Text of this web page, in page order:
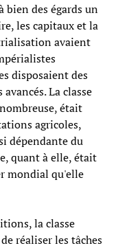
bien des égards un
les capitaux et la
avaient
disposaient des
La classe
était
agricoles,
dépendante du
quant à elle, était
mondial qu'elle
la classe
réaliser les tâches